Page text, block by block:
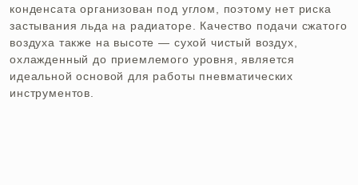
конденсата организован под углом, поэтому нет риска
застывания льда на радиаторе. Качество подачи сжатого
воздуха также на высоте — сухой чистый воздух,
охлажденный до приемлемого уровня, является
идеальной основой для работы пневматических
инструментов.